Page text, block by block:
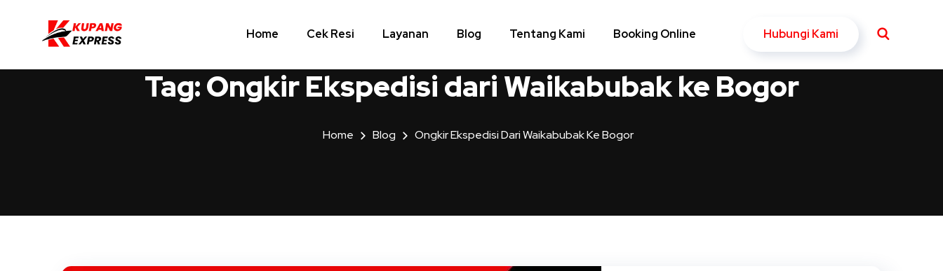
Home Cek Resi Layanan Blog Tentang Kami Booking Online Hubungi Kami
Tag:Ongkir Ekspedisi dari Waikabubak ke Bogor
Home Blog Ongkir Ekspedisi Dari Waikabubak Ke Bogor